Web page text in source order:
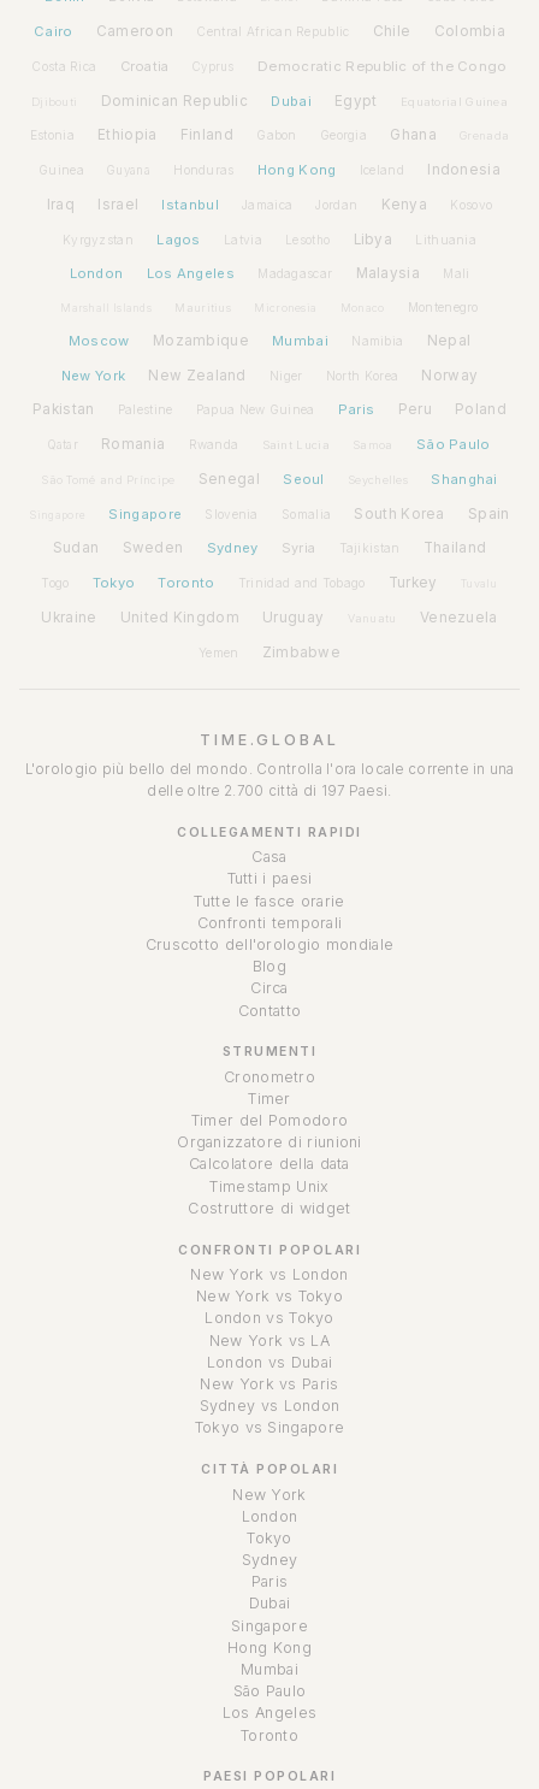
Cairo Cameroon Central African Republic Chile Colombia
Costa Rica Croatia Cyprus Democratic Republic of the Congo
Djibouti Dominican Republic Dubai Egypt Equatorial Guinea
Estonia Ethiopia Finland Gabon Georgia Ghana Grenada
Guinea Guyana Honduras Hong Kong Iceland Indonesia
Iraq Israel Istanbul Jamaica Jordan Kenya Kosovo
Kyrgyzstan Lagos Latvia Lesotho Libya Lithuania
London Los Angeles Madagascar Malaysia Mali
Marshall Islands Mauritius Micronesia Monaco Montenegro
Moscow Mozambique Mumbai Namibia Nepal
New York New Zealand Niger North Korea Norway
Pakistan Palestine Papua New Guinea Paris Peru Poland
Qatar Romania Rwanda Saint Lucia Samoa São Paulo
São Tomé and Príncipe Senegal Seoul Seychelles Shanghai
Singapore Slovenia Somalia South Korea Spain
Sudan Sweden Sydney Syria Tajikistan Thailand
Togo Tokyo Toronto Trinidad and Tobago Turkey Tuvalu
Ukraine United Kingdom Uruguay Vanuatu Venezuela
Yemen Zimbabwe
TIME.GLOBAL
L'orologio più bello del mondo. Controlla l'ora locale corrente in una
delle oltre 2.700 città di 197 Paesi.
COLLEGAMENTI RAPIDI
Casa
Tutti i paesi
Tutte le fasce orarie
Confronti temporali
Cruscotto dell'orologio mondiale
Blog
Circa
Contatto
STRUMENTI
Cronometro
Timer
Timer del Pomodoro
Organizzatore di riunioni
Calcolatore della data
Timestamp Unix
Costruttore di widget
CONFRONTI POPOLARI
New York vs London
New York vs Tokyo
London vs Tokyo
New York vs LA
London vs Dubai
New York vs Paris
Sydney vs London
Tokyo vs Singapore
CITTÀ POPOLARI
New York
London
Tokyo
Sydney
Paris
Dubai
Singapore
Hong Kong
Mumbai
São Paulo
Los Angeles
Toronto
PAESI POPOLARI